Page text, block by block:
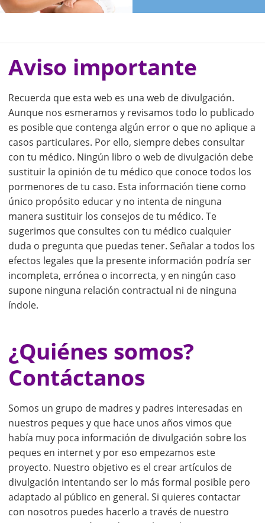
Aviso importante
Recuerda que esta web es una web de divulgación.
Aunque nos esmeramos y revisamos todo lo publicado
es posible que contenga algún error o que no aplique a
casos particulares. Por ello, siempre debes consultar
con tu médico. Ningún libro o web de divulgación debe
sustituir la opinión de tu médico que conoce todos los
pormenores de tu caso. Esta información tiene como
único propósito educar y no intenta de ninguna
manera sustituir los consejos de tu médico. Te
sugerimos que consultes con tu médico cualquier
duda o pregunta que puedas tener. Señalar a todos los
efectos legales que la presente información podría ser
incompleta, errónea o incorrecta, y en ningún caso
supone ninguna relación contractual ni de ninguna
índole.
¿Quiénes somos?
Contáctanos
Somos un grupo de madres y padres interesadas en
nuestros peques y que hace unos años vimos que
había muy poca información de divulgación sobre los
peques en internet y por eso empezamos este
proyecto. Nuestro objetivo es el crear artículos de
divulgación intentando ser lo más formal posible pero
adaptado al público en general. Si quieres contactar
con nosotros puedes hacerlo a través de nuestro